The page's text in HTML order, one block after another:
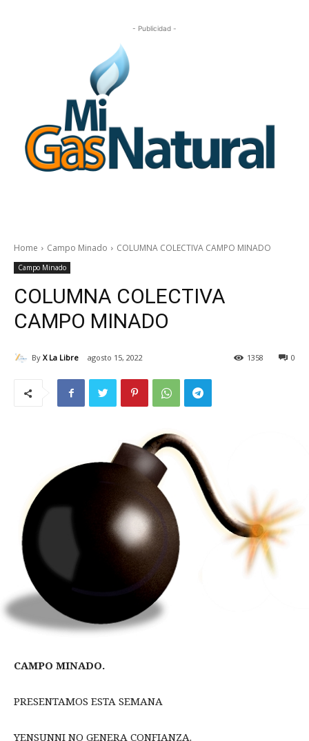
- Publicidad -